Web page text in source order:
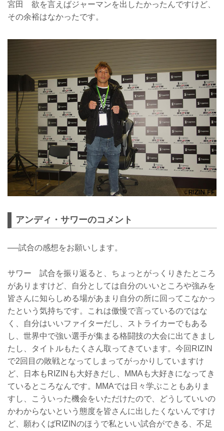
宮田 欲を言えばジャーマンを出したかったんですけど、
その余裕はなかったです。
アンディ・サワーのコメント
──試合の感想をお願いします。
サワー 試合を振り返ると、ちょっとがっくりきたところ
がありますけど、自分としては自分のいいところや強みを
皆さんに知らしめる場があまり自分の所に回ってこなかっ
たという気持ちです。これは傲慢で言っているのではな
く、自分はいいファイターだし、ストライカーでもある
し、世界中で強い選手が集まる格闘技の大会に出てきまし
たし、タイトルもたくさん取ってきています。今回RIZIN
で2回目の敗戦となってしまってがっかりしていますけ
ど、日本もRIZINも大好きだし、MMAも大好きになってき
ているところなんです。MMAでは日々学ぶこともありま
すし、こういった機会をいただけたので、どうしていいの
かわからないという態度を皆さんに出したくないんですけ
ど、願わくばRIZINのほうで私といい試合ができる、不足